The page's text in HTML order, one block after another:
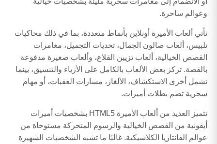
وعوالم ساحرة.
تأتي ألعاب الأميرة أونلاين بأنماط متعددة، بما في ذلك محاكيات
تلبيس، ألعاب صالون الجمال، تحديات التجميل، مغامرات
القصص الخيالية، ألعاب تزيين القلاع، وألعاب صغيرة مدفوعة
بالقصة. تركز بعض الألعاب بالكامل على الأزياء والتنسيق، بينما
تشمل أخرى الاستكشاف، الألغاز، مسارات العقبات، أو مهام
سحرية تضم بطلات أميرات.
تتميز العديد من ألعاب الأميرة HTML5 بشخصيات أميرات
أيقونية من القصص الخيالية والرسوم المتحركة مستوحاة من
عوالم الفانتازيا الكلاسيكية. غالبًا ما تشبه الشخصيات الشهيرة